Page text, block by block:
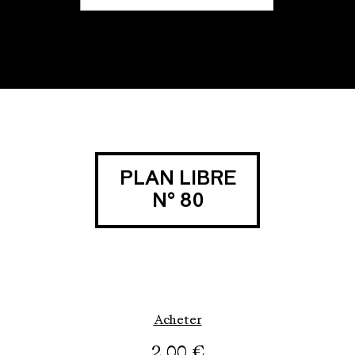
PLAN LIBRE
N° 80
Acheter